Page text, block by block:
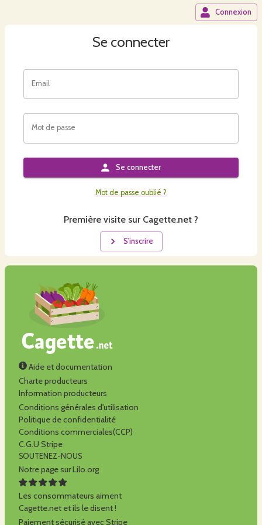
Connexion
Se connecter
Email
Mot de passe
Se connecter
Mot de passe oublié ?
Première visite sur Cagette.net ?
S'inscrire
Aide et documentation
Charte producteurs
Information producteurs
Conditions générales d'utilisation
Politique de confidentialité
Conditions commerciales(CCP)
C.G.U Stripe
SOUTENEZ-NOUS
Notre page sur Lilo.org
Les consommateurs aiment
Cagette.net et ils le disent !
Paiement sécurisé avec Stripe